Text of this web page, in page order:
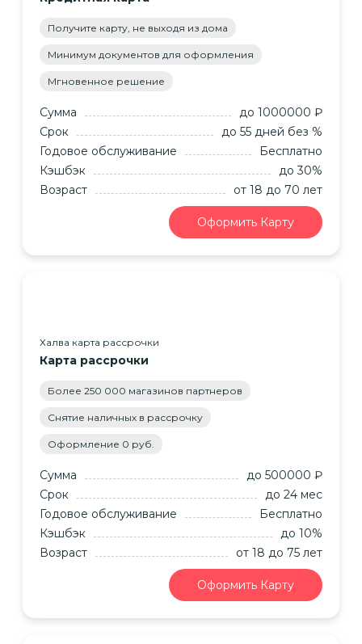
Получите карту, не выходя из дома
Минимум документов для оформления
Мгновенное решение
Сумма
до 1000000 ₽
Срок
до 55 дней без %
Годовое обслуживание
Бесплатно
Кэшбэк
до 30%
Возраст
от 18 до 70 лет
Оформить Карту
Халва карта рассрочки
Карта рассрочки
Более 250 000 магазинов партнеров
Снятие наличных в рассрочку
Оформление 0 руб.
Сумма
до 500000 ₽
Срок
до 24 мес
Годовое обслуживание
Бесплатно
Кэшбэк
до 10%
Возраст
от 18 до 75 лет
Оформить Карту